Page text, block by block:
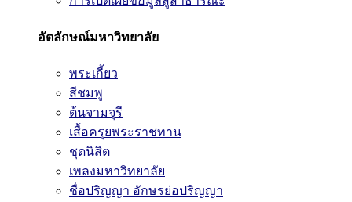
อัตลักษณ์มหาวิทยาลัย
พระเกี้ยว
สีชมพู
ต้นจามจุรี
เสื้อครุยพระราชทาน
ชุดนิสิต
เพลงมหาวิทยาลัย
ชื่อปริญญา อักษรย่อปริญญา